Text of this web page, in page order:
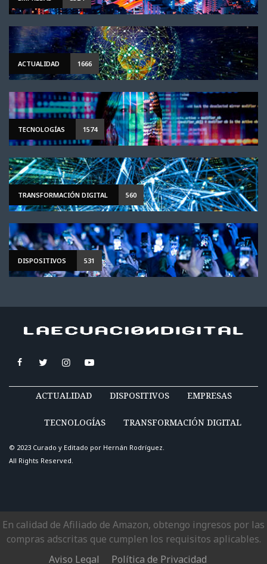
ACTUALIDAD 1666
TECNOLOGÍAS 1574
TRANSFORMACIÓN DIGITAL 560
DISPOSITIVOS 531
ACTUALIDAD DISPOSITIVOS EMPRESAS
TECNOLOGÍAS TRANSFORMACIÓN DIGITAL
© 2023 Curado y Editado por Hernán Rodríguez.
All Rights Reserved.
En calidad de Afiliado de Amazon, obtengo ingresos por las
compras adscritas que cumplen los requisitos aplicables.
Aviso Legal
Política de Privacidad